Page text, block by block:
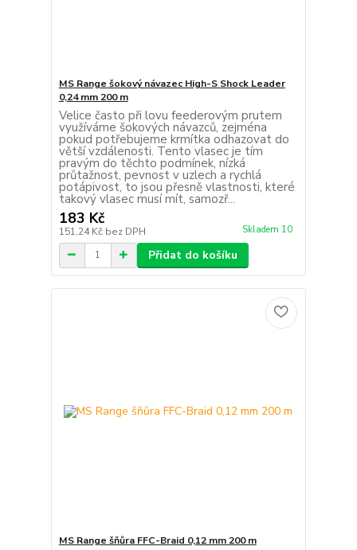
MS Range šokový návazec High-S Shock Leader
0,24 mm 200 m
Velice často při lovu feederovým prutem
využíváme šokových návazců, zejména
pokud potřebujeme krmítka odhazovat do
větší vzdálenosti. Tento vlasec je tím
pravým do těchto podmínek, nízká
průtažnost, pevnost v uzlech a rychlá
potápivost, to jsou přesně vlastnosti, které
takový vlasec musí mít, samozř...
183 Kč
151,24 Kč bez DPH Skladem 10
Přidat do košíku
MS Range šňůra FFC-Braid 0,12 mm 200 m